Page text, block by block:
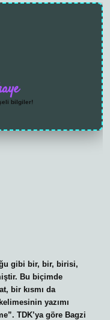
bilgiler!
gibi bir, bir, birisi,
Bu biçimde
bir kısmı da
yazımı
TDK’ya göre Bagzi